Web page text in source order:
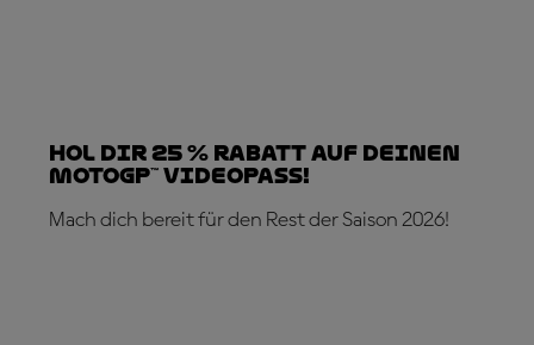
Hol dir 25 % Rabatt auf deinen
MotoGP™ VideoPass!
Mach dich bereit für den Rest der Saison 2026!